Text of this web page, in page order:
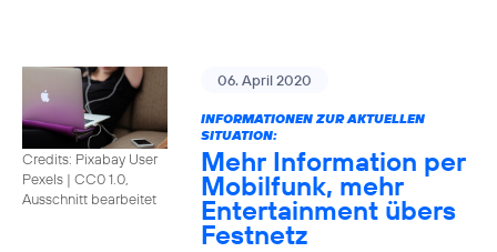
Credits: Pixabay User
Pexels | CC0 1.0,
Ausschnitt bearbeitet
06. April 2020
INFORMATIONEN ZUR AKTUELLEN
SITUATION:
Mehr Information per
Mobilfunk, mehr
Entertainment übers
Festnetz